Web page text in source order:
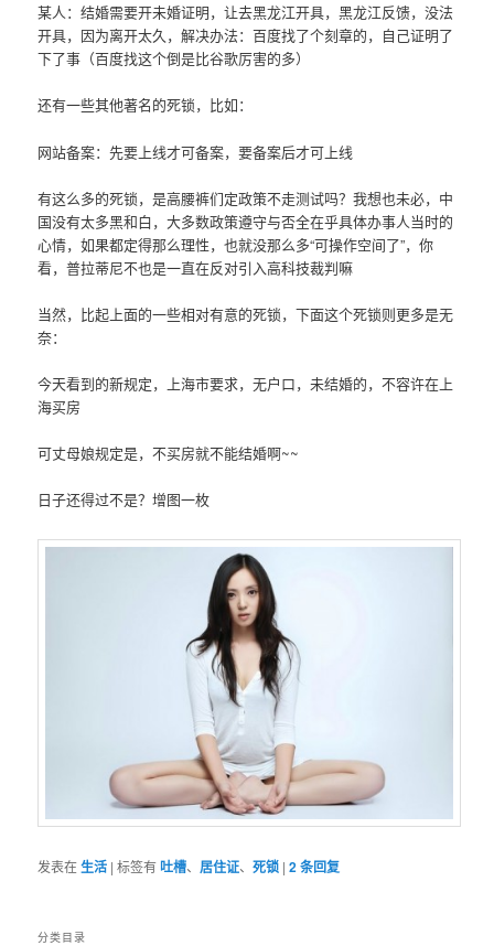
某人：结婚需要开未婚证明，让去黑龙江开具，黑龙江反馈，没法
开具，因为离开太久，解决办法：百度找了个刻章的，自己证明了
下了事（百度找这个倒是比谷歌厉害的多）
还有一些其他著名的死锁，比如：
网站备案：先要上线才可备案，要备案后才可上线
有这么多的死锁，是高腰裤们定政策不走测试吗？我想也未必，中
国没有太多黑和白，大多数政策遵守与否全在乎具体办事人当时的
心情，如果都定得那么理性，也就没那么多“可操作空间了”，你
看，普拉蒂尼不也是一直在反对引入高科技裁判嘛
当然，比起上面的一些相对有意的死锁，下面这个死锁则更多是无
奈：
今天看到的新规定，上海市要求，无户口，未结婚的，不容许在上
海买房
可丈母娘规定是，不买房就不能结婚啊~~
日子还得过不是？增图一枚
发表在生活 |标签有吐槽、 居住证、死锁 |2条回复
分类目录